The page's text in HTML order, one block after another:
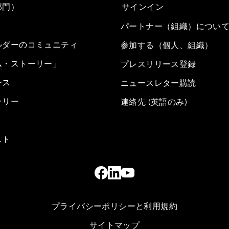
）
ーのコミュニティ
ストーリー」
リー
サインイン
パートナー（組織）につい
参加する（個人、組織）
プレスリリース登録
ニュースレター購読
連絡先 (英語のみ)
プライバシーポリシーと利用規約
サイトマップ